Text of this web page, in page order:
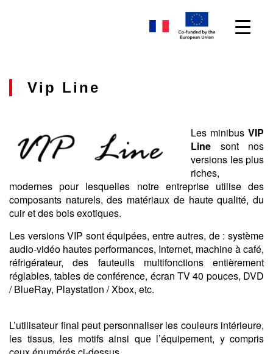
Vip Line
Les minibus VIP
Line sont nos
versions les plus
riches,
modernes pour lesquelles notre entreprise utilise des
composants naturels, des matériaux de haute qualité, du
cuir et des bois exotiques.
Les versions VIP sont équipées, entre autres, de : système
audio-vidéo hautes performances, Internet, machine à café,
réfrigérateur, des fauteuils multifonctions entièrement
réglables, tables de conférence, écran TV 40 pouces, DVD
/ BlueRay, Playstation / Xbox, etc.
L’utilisateur final peut personnaliser les couleurs intérieure,
les tissus, les motifs ainsi que l’équipement, y compris